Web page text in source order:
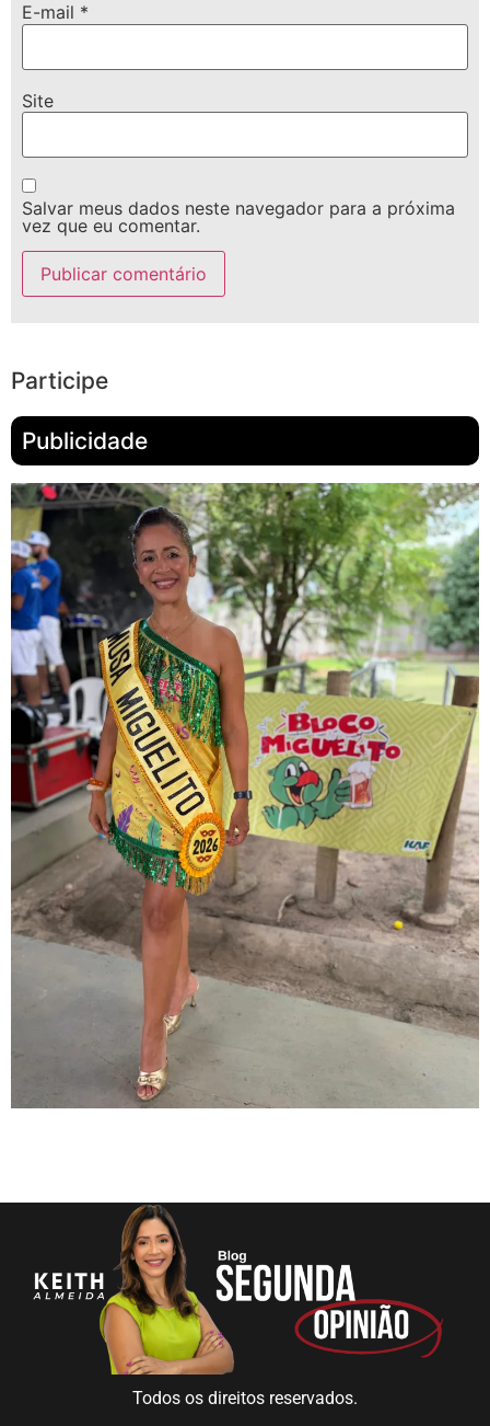
E-mail *
Site
Salvar meus dados neste navegador para a próxima
vez que eu comentar.
Participe
Publicidade
Todos os direitos reservados.